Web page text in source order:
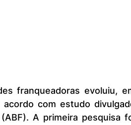
com estudo
A primeira pesquisa